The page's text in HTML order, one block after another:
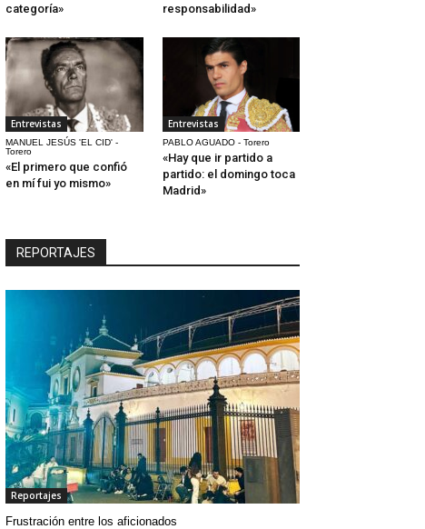
categoría»
responsabilidad»
Entrevistas
MANUEL JESÚS 'EL CID' -
Torero
«El primero que confió
en mí fui yo mismo»
Entrevistas
PABLO AGUADO - Torero
«Hay que ir partido a
partido: el domingo toca
Madrid»
REPORTAJES
Reportajes
Frustración entre los aficionados